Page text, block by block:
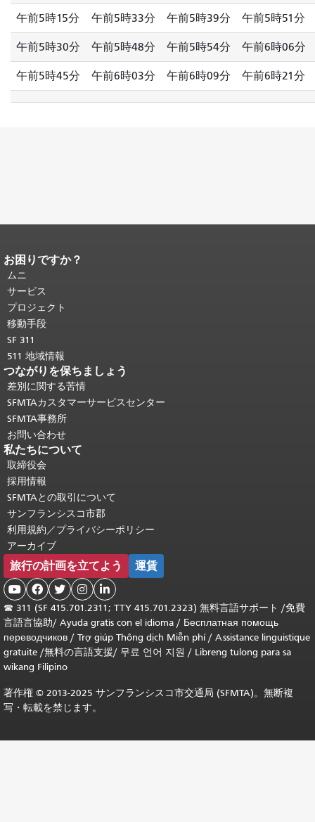
午前5時15分 午前5時33分 午前5時39分 午前5時51分
午前5時30分 午前5時48分 午前5時54分 午前6時06分
午前5時45分 午前6時03分 午前6時09分 午前6時21分
ページコンテンツの終わり。
ジの残りの部分はすべてのページで繰
り返されます。
頭に戻る。
お困りですか？
ムニ
サービス
プロジェクト
移動手段
SF 311
511 地域情報
つながりを保ちましょう
差別に関する苦情
SFMTAカスタマーサービスセンター
SFMTA事務所
お問い合わせ
私たちについて
取締役会
採用情報
SFMTAとの取引について
サンフランシスコ市郡
利用規約／プライバシーポリシー
アーカイブ
旅行の計画を立てよう 運賃
    
☎ 311 (SF 415.701.2311; TTY 415.701.2323) 無料言語サポート /免費
言語言協助/ Ayuda gratis con el idioma / Бесплатная помощь
переводчиков / Trợ giúp Thông dịch Miễn phí/ Assistance linguistique
gratuite /無料の言語支援/ 무료 언어 지원 / Libreng tulong para sa
wikang Filipino
著作権 © 2013-2025 サンフランシスコ市交通局 (SFMTA)。無断複
写・転載を禁じます。